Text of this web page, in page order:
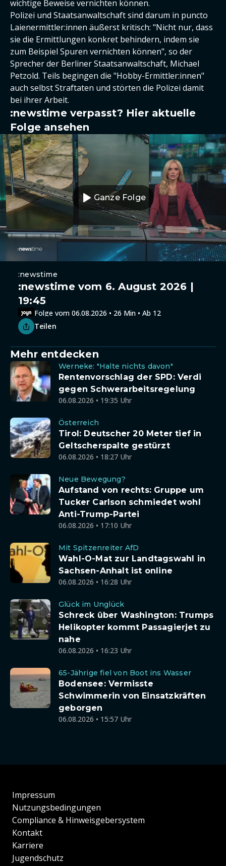
wichtige Beweise vernichten können.
Polizei und Staatsanwaltschaft sind darum in puncto
Laienermittler:innen äußerst kritisch: "Nicht nur, dass
sie die Ermittlungen konkret behindern, indem sie
zum Beispiel Spuren vernichten können", so der
Sprecher der Berliner Staatsanwaltschaft, Michael
Petzold. Teils begingen die "Hobby-Ermittler:innen"
auch selbst Straftaten und störten die Polizei damit
bei ihrer Arbeit.
:newstime verpasst? Hier aktuelle
Folge ansehen
Ganze Folge
:newstime
:newstime vom 6. August 2026 |
19:45
Folge vom 06.08.2026 • 26 Min • Ab 12
Teilen
Mehr entdecken
Werneke: "Halte nichts davon"
Rentenvorschlag der SPD: Verdi
gegen Schwerarbeitsregelung
06.08.2026 • 19:35 Uhr
Österreich
Tirol: Deutscher 20 Meter tief in
Geltscherspalte gestürzt
06.08.2026 • 18:27 Uhr
Neue Bewegung?
Aufstand von rechts: Gruppe um
Tucker Carlson schmiedet wohl
Anti-Trump-Partei
06.08.2026 • 17:10 Uhr
Mit Spitzenreiter AfD
Wahl-O-Mat zur Landtagswahl in
Sachsen-Anhalt ist online
06.08.2026 • 16:28 Uhr
Glück im Unglück
Schreck über Washington: Trumps
Helikopter kommt Passagierjet zu
nahe
06.08.2026 • 16:23 Uhr
65-Jährige fiel von Boot ins Wasser
Bodensee: Vermisste
Schwimmerin von Einsatzkräften
geborgen
06.08.2026 • 15:57 Uhr
Impressum
Nutzungsbedingungen
Compliance & Hinweisgebersystem
Kontakt
Karriere
Jugendschutz